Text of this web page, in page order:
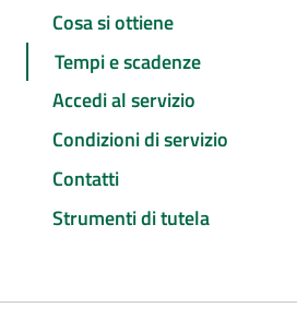
Cosa si ottiene
Tempi e scadenze
Accedi al servizio
Condizioni di servizio
Contatti
Strumenti di tutela